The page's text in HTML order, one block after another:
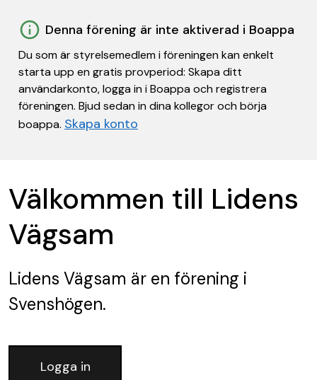
Denna förening är inte aktiverad i Boappa
Du som är styrelsemedlem i föreningen kan enkelt
starta upp en gratis provperiod: Skapa ditt
användarkonto, logga in i Boappa och registrera
föreningen. Bjud sedan in dina kollegor och börja
boappa. Skapa konto
Välkommen till Lidens
Vägsam
Lidens Vägsam är en förening i
Svenshögen.
Logga in